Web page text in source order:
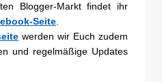
Blogger-Markt findet ihr
Seite
werden wir Euch zudem
und regelmäßige Updates